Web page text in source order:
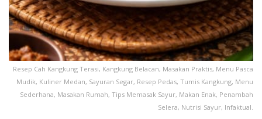
Resep Cah Kangkung Terasi, Kangkung Belacan, Masakan Praktis, Menu Pasca
Mudik, Kuliner Medan, Sayuran Segar, Resep Pedas, Tumis Kangkung, Menu
Sederhana, Masakan Rumah, Tips Memasak Sayur, Makan Enak, Penambah
Selera, Nutrisi Sayur, Infaktual.